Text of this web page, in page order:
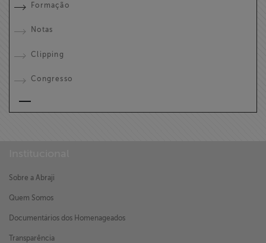
Formação
Notas
Clipping
Congresso
Sobre a Abraji
Quem Somos
Documentários dos Homenageados
Transparência